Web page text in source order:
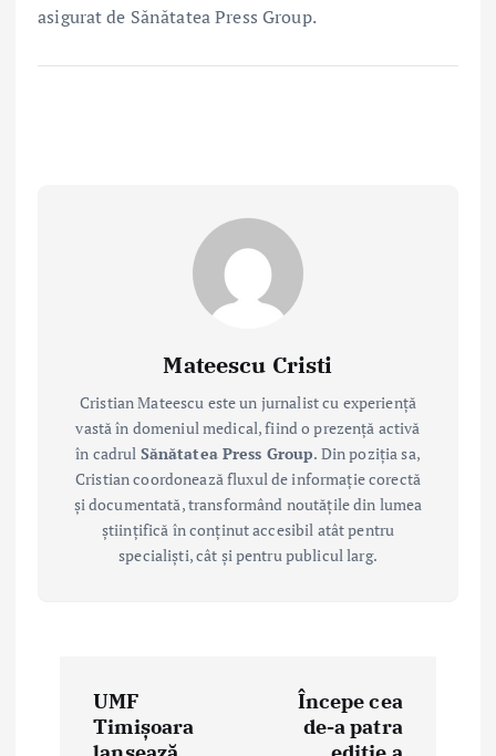
asigurat de Sănătatea Press Group.
Mateescu Cristi
Cristian Mateescu este un jurnalist cu experiență
vastă în domeniul medical, fiind o prezență activă
în cadrul Sănătatea Press Group. Din poziția sa,
Cristian coordonează fluxul de informație corectă
și documentată, transformând noutățile din lumea
științifică în conținut accesibil atât pentru
specialiști, cât și pentru publicul larg.
UMF
Timișoara
Începe cea
de-a patra